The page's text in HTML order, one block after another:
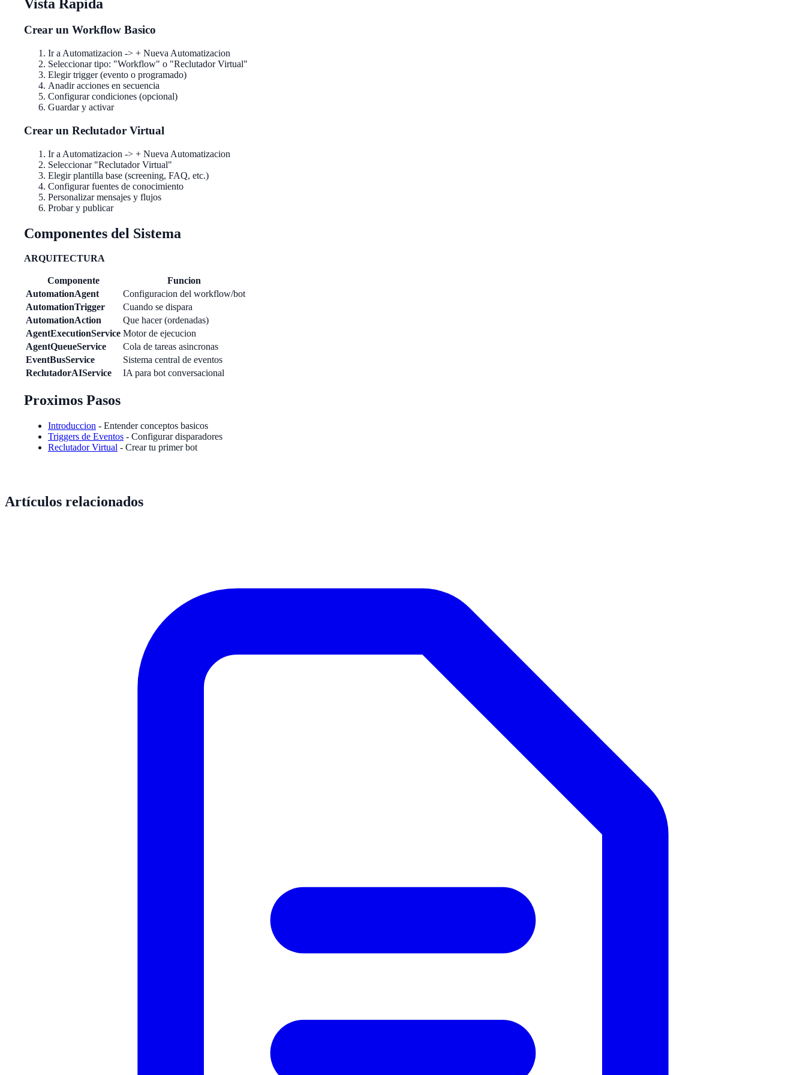
Vista Rapida
Crear un Workflow Basico
Ir a Automatizacion -> + Nueva Automatizacion
Seleccionar tipo: "Workflow" o "Reclutador Virtual"
Elegir trigger (evento o programado)
Anadir acciones en secuencia
Configurar condiciones (opcional)
Guardar y activar
Crear un Reclutador Virtual
Ir a Automatizacion -> + Nueva Automatizacion
Seleccionar "Reclutador Virtual"
Elegir plantilla base (screening, FAQ, etc.)
Configurar fuentes de conocimiento
Personalizar mensajes y flujos
Probar y publicar
Componentes del Sistema
ARQUITECTURA
Componente
Funcion
AutomationAgent
Configuracion del workflow/bot
AutomationTrigger
Cuando se dispara
AutomationAction
Que hacer (ordenadas)
AgentExecutionService Motor de ejecucion
AgentQueueService
Cola de tareas asincronas
EventBusService
Sistema central de eventos
ReclutadorAIService
IA para bot conversacional
Proximos Pasos
Introduccion - Entender conceptos basicos
Triggers de Eventos - Configurar disparadores
Reclutador Virtual - Crear tu primer bot
Artículos relacionados